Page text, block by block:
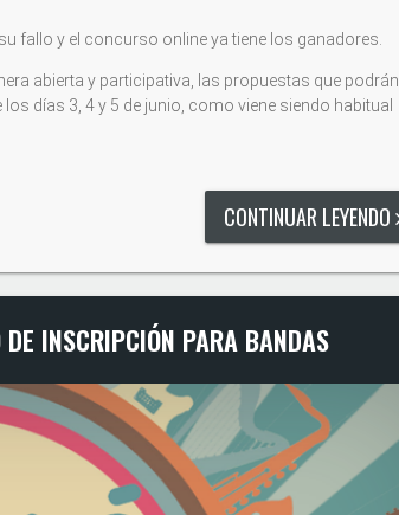
fallo y el concurso online ya tiene los ganadores.
abierta y participativa, las propuestas que podrán
días 3, 4 y 5 de junio, como viene siendo habitual
CONTINUAR LEYENDO
INSCRIPCIÓN PARA BANDAS